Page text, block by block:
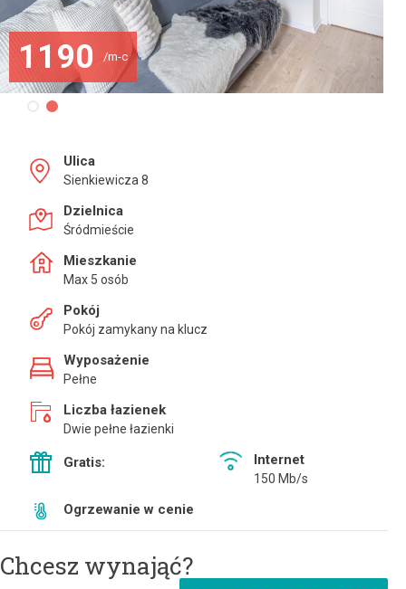
1190 /m-c
Ulica
Sienkiewicza 8
Dzielnica
Śródmieście
Mieszkanie
Max 5 osób
Pokój
Pokój zamykany na klucz
Wyposażenie
Pełne
Liczba łazienek
Dwie pełne łazienki
Gratis: Internet
150 Mb/s
Ogrzewanie w cenie
Chcesz wynająć?